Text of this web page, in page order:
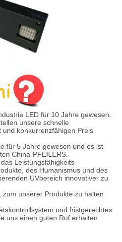
LED für 10 Jahre gewesen.
unsere schnelle
und konkurrenzfähigen Preis
für 5 Jahre gewesen und es ist
China-PFEILERS.
Leistungsfähigkeits-
des Humanismus und des
UVbereich innovativer zu
unserer Produkte zu halten
und fristgerechtes
uns einen guten Ruf erhalten